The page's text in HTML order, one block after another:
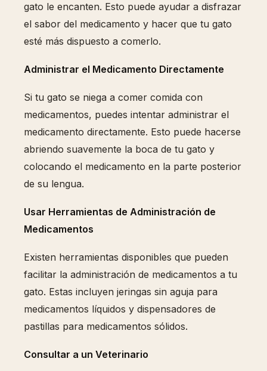
gato le encanten. Esto puede ayudar a disfrazar
el sabor del medicamento y hacer que tu gato
esté más dispuesto a comerlo.
Administrar el Medicamento Directamente
Si tu gato se niega a comer comida con
medicamentos, puedes intentar administrar el
medicamento directamente. Esto puede hacerse
abriendo suavemente la boca de tu gato y
colocando el medicamento en la parte posterior
de su lengua.
Usar Herramientas de Administración de
Medicamentos
Existen herramientas disponibles que pueden
facilitar la administración de medicamentos a tu
gato. Estas incluyen jeringas sin aguja para
medicamentos líquidos y dispensadores de
pastillas para medicamentos sólidos.
Consultar a un Veterinario